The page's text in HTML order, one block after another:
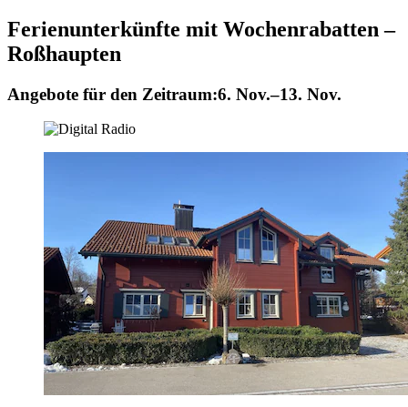
Ferienunterkünfte mit Wochenrabatten –
Roßhaupten
Angebote für den Zeitraum:6. Nov.–13. Nov.